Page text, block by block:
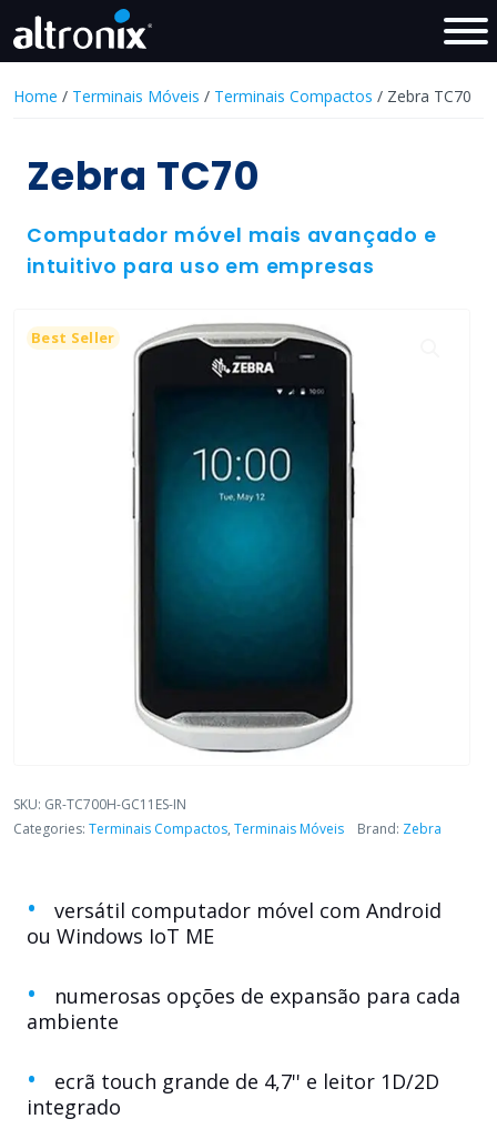
Home / Terminais Móveis / Terminais Compactos / Zebra TC70
Zebra TC70
Computador móvel mais avançado e
intuitivo para uso em empresas
Best Seller
SKU: GR-TC700H-GC11ES-IN
Categories: Terminais Compactos, Terminais Móveis Brand: Zebra
versátil computador móvel com Android
ou Windows IoT ME
numerosas opções de expansão para cada
ambiente
ecrã touch grande de 4,7'' e leitor 1D/2D
integrado